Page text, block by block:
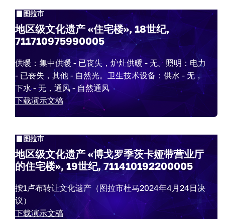
图拉市
地区级文化遗产 «住宅楼», 18世纪,
711710975990005
供暖：集中供暖 - 已丧失，炉灶供暖 - 无。照明：电力
- 已丧失，其他 - 自然光。卫生技术设备：供水 - 无，
下水 - 无，通风 - 自然通风
下载演示文稿
图拉市
地区级文化遗产 «博戈罗季茨卡娅带营业厅
的住宅楼», 19世纪, 711410192200005
按1卢布转让文化遗产（图拉市杜马2024年4月24日决
议）
下载演示文稿